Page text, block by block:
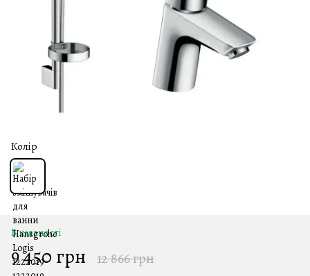
Колір
В наявності
9 450 грн 12 866 грн